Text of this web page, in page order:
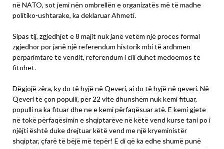
në NATO, sot jemi nën ombrellën e organizatës më të madhe
politiko-ushtarake, ka deklaruar Ahmeti.
Sipas tij, zgjedhjet e 8 majit nuk janë vetëm një proces formal
zgjedhor por janë një referendum historik mbi të ardhmen
përparimtare të vendit, referendum i cili duhet medoemos të
fitohet.
Dëgjojë zëra, ky do të hyjë në Qeveri, ai do të hyjë në qeveri. Në
Qeveri të çon populli, për 22 vite dhunshëm nuk kemi fituar,
populli na ka fituar dhe ne e kemi përfaqësuar atë. E kemi gjete
në tokë përfaqësimin e shqiptarëve në këtë vend kurse tani po i
njëjti është duke drejtuar këtë vend me një kryeministër
shqiptar, çfarë të bëjë më tepër! E di që ka edhe shumë punë